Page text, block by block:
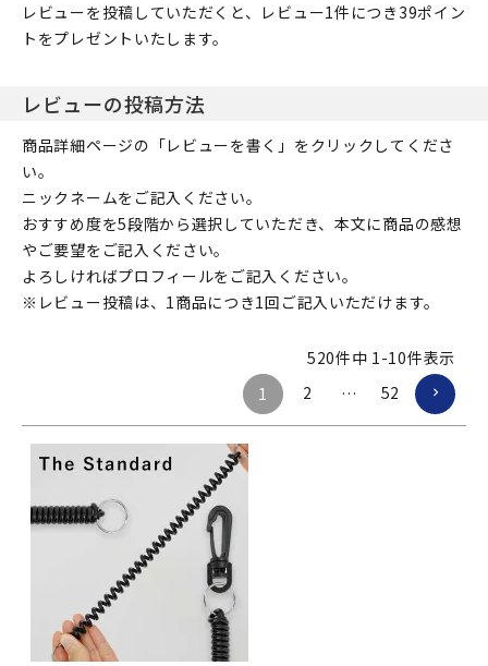
レビューを投稿していただくと、レビュー1件につき39ポイン
トをプレゼントいたします。
レビューの投稿方法
商品詳細ページの「レビューを書く」をクリックしてくださ
い。
ニックネームをご記入ください。
おすすめ度を5段階から選択していただき、本文に商品の感想
やご要望をご記入ください。
よろしければプロフィールをご記入ください。
※レビュー投稿は、1商品につき1回ご記入いただけます。
520件中 1-10件表示
1
2 … 52